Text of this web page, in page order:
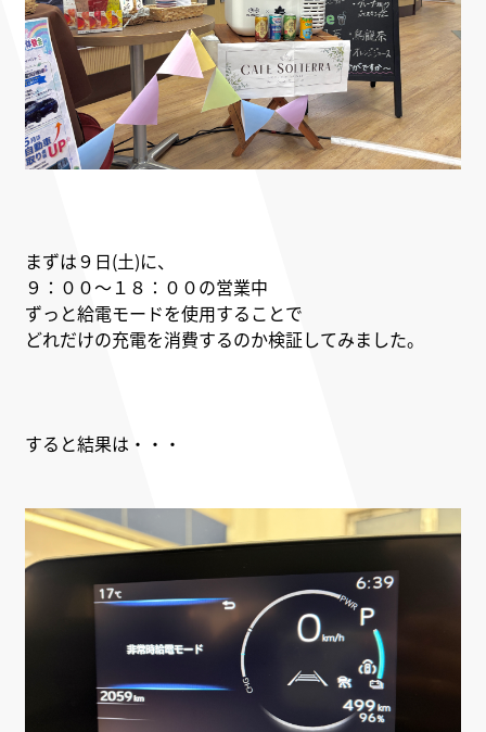
まずは９日(土)に、
９：００～１８：００の営業中
ずっと給電モードを使用することで
どれだけの充電を消費するのか検証してみました。
すると結果は・・・